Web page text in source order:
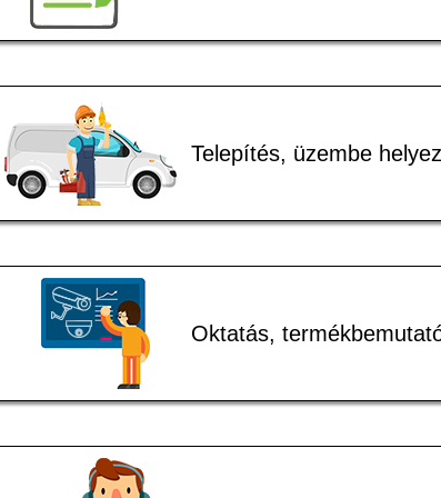
Telepítés, üzembe
Oktatás,